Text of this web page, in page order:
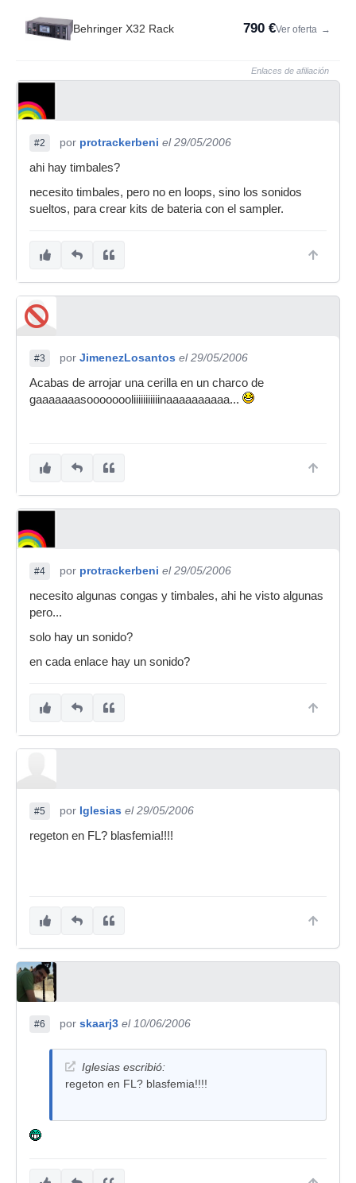
Behringer X32 Rack 790 €Ver oferta →
Enlaces de afiliación
#2 por protrackerbeni el 29/05/2006
ahi hay timbales?
necesito timbales, pero no en loops, sino los sonidos
sueltos, para crear kits de bateria con el sampler.
#3 por JimenezLosantos el 29/05/2006
Acabas de arrojar una cerilla en un charco de
gaaaaaaasoooooooliiiiiiiiiiinaaaaaaaaaa...
#4 por protrackerbeni el 29/05/2006
necesito algunas congas y timbales, ahi he visto algunas
pero...
solo hay un sonido?
en cada enlace hay un sonido?
#5 por Iglesias el 29/05/2006
regeton en FL? blasfemia!!!!
#6 por skaarj3 el 10/06/2006
Iglesias escribió:
regeton en FL? blasfemia!!!!